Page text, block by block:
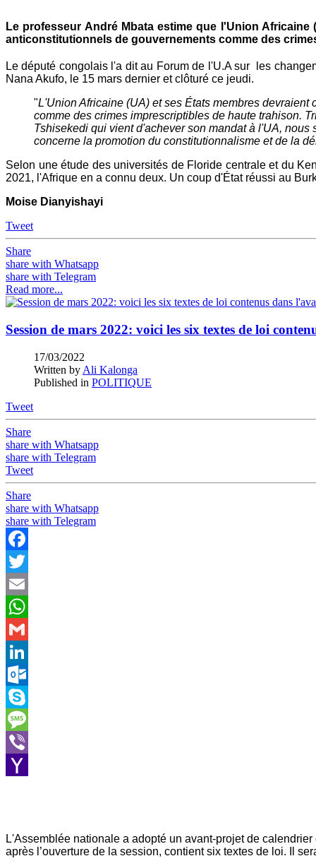
Le professeur André Mbata estime que l'Union
anticonstitutionnels de gouvernements comme des
Le député congolais l'a dit au Forum de l'U.A sur les
Nana Akufo, le 15 mars dernier et clôturé ce jeudi.
"L'Union Africaine (UA) et ses États membres
comme des crimes imprescriptibles de haute trahison.
Tshisekedi qui vient d'achever son mandat à l'UA,
concerne la promotion du constitutionnalisme et de la
Selon une étude des universités de Floride centrale et du
2021, l'Afrique en a connu deux. Un coup d'État réussi au
Moise Dianyishayi
Tweet
Share
share with Whatsapp
share with Telegram
Read more...
Session de mars 2022: voici les six textes de loi
17/03/2022
Written by Ali Kalonga
Published in POLITIQUE
Tweet
Share
share with Whatsapp
share with Telegram
Tweet
Share
share with Whatsapp
share with Telegram
Facebook
Twitter
Email
WhatsApp
Gmail
LinkedIn
Outlook.com
Skype
Message
Viber
L'Assemblée nationale a adopté un avant-projet de
après l’ouverture de la session, contient six textes de loi. Il